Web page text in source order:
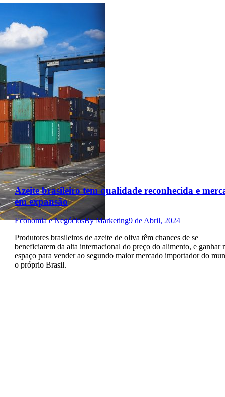
Azeite brasileiro tem qualidade reconhecida e
em expansão
Economia e NegóciosByMarketing9 de Abril, 2024
Produtores brasileiros de azeite de oliva têm chances de se
beneficiarem da alta internacional do preço do alimento, e ganhar
espaço para vender ao segundo maior mercado importador do
o próprio Brasil.